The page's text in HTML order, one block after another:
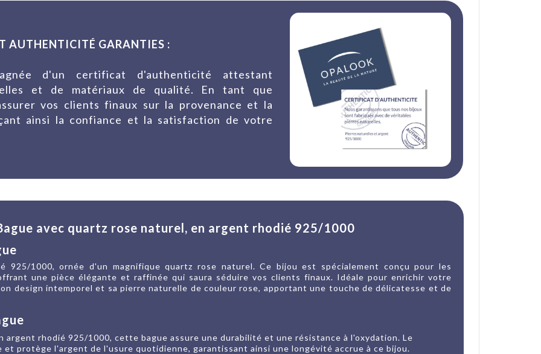
AUTHENTICITÉ GARANTIES :
d'un certificat d'authenticité attestant
et de matériaux de qualité. En tant que
vos clients finaux sur la provenance et la
ainsi la confiance et la satisfaction de votre
avec quartz rose naturel, en argent rhodié 925/1000
925/1000, ornée d'un magnifique quartz rose naturel. Ce bijou est spécialement conçu pour les
une pièce élégante et raffinée qui saura séduire vos clients finaux. Idéale pour enrichir votre
design intemporel et sa pierre naturelle de couleur rose, apportant une touche de délicatesse et de
argent rhodié 925/1000, cette bague assure une durabilité et une résistance à l'oxydation. Le
protège l'argent de l'usure quotidienne, garantissant ainsi une longévité accrue à ce bijou.